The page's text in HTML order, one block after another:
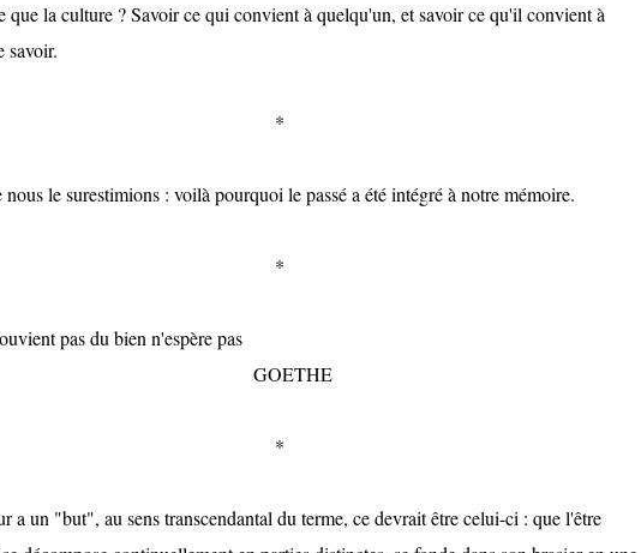
la culture ? Savoir ce qui convient à quelqu'un, et savoir ce qu'il convient à
savoir.
*
le surestimions : voilà pourquoi le passé a été intégré à notre mémoire.
*
pas du bien n'espère pas
*
un "but", au sens transcendantal du terme, ce devrait être celui-ci : que l'être